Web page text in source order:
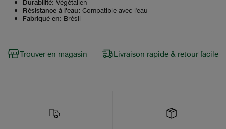
Résistance à l'eau: Compatible avec l'eau
Fabriqué en: Brésil
Trouver en magasin Livraison rapide & retour facile